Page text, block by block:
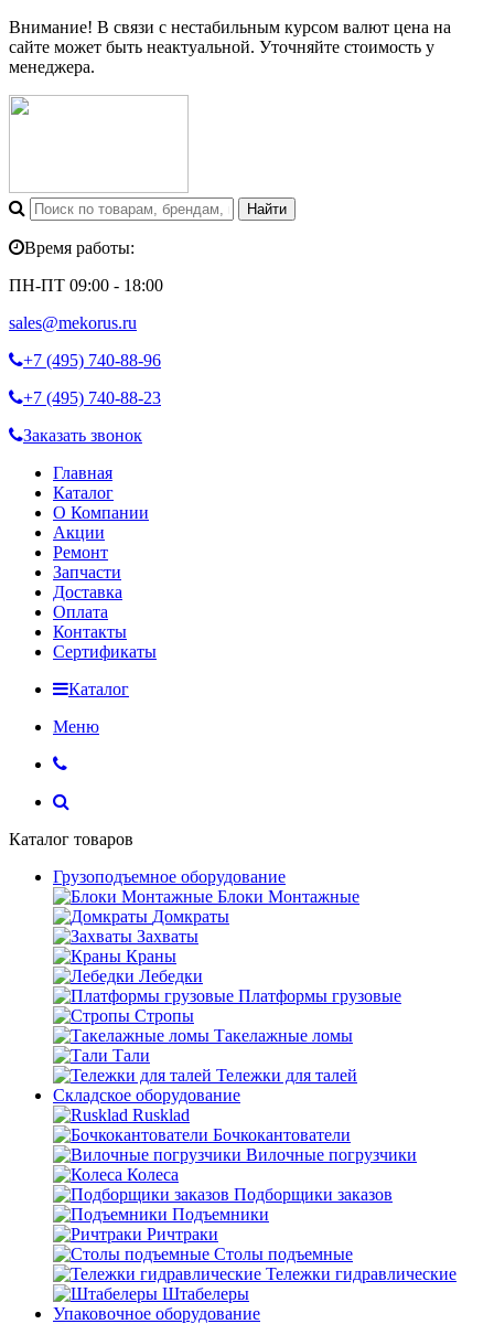
Внимание! В связи с нестабильным курсом валют цена на
сайте может быть неактуальной. Уточняйте стоимость у
менеджера.
Время работы:
ПН-ПТ 09:00 - 18:00
sales@mekorus.ru
+7 (495) 740-88-96
+7 (495) 740-88-23
Заказать звонок
Главная
Каталог
О Компании
Акции
Ремонт
Запчасти
Доставка
Оплата
Контакты
Сертификаты
Каталог
Меню
Каталог товаров
Грузоподъемное оборудование
Блоки Монтажные
Домкраты
Захваты
Краны
Лебедки
Платформы грузовые
Стропы
Такелажные ломы
Тали
Тележки для талей
Складское оборудование
Rusklad
Бочкокантователи
Вилочные погрузчики
Колеса
Подборщики заказов
Подъемники
Ричтраки
Столы подъемные
Тележки гидравлические
Штабелеры
Упаковочное оборудование